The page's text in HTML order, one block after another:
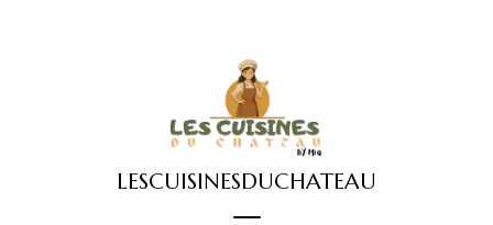
LESCUISINESDUCHATEAU